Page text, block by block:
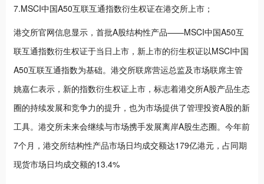
7.MSCI中国A50互联互通指数衍生权证在港交所上市；
港交所官网信息显示，首批A股结构性产品——MSCI中国A50互
联互通指数衍生权证于当日上市，新上市的衍生权证以MSCI中国
A50互联互通指数为基础。港交所联席营运总监及市场联席主管
姚嘉仁表示，新的指数衍生权证上市，标志着港交所A股产品生态
圈的持续发展和竞争力的提升，也为市场提供了管理投资A股的新
工具。港交所未来会继续与市场携手发展离岸A股生态圈。今年前
7个月，港交所结构性产品市场日均成交额达179亿港元，占同期
现货市场日均成交额的13.4%